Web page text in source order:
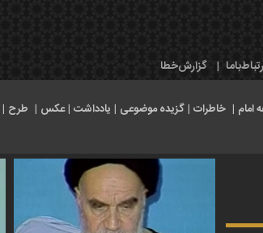
| گزارش‌خطا
امام | خاطرات |گزیده موضوعی | یادداشت |عکس | طرح |